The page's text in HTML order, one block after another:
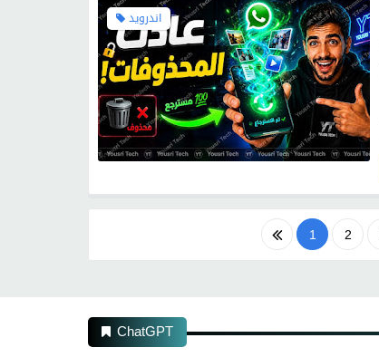
اندرويد
1 2
ChatGPT